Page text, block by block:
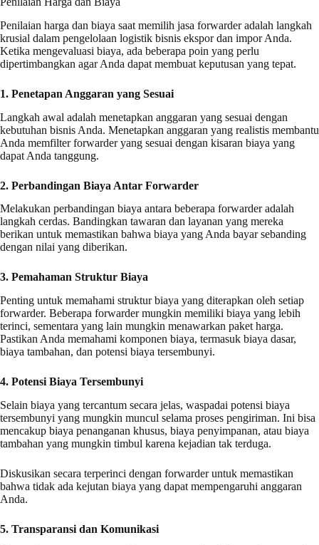
Penilaian harga dan biaya saat memilih jasa forwarder adalah langkah
krusial dalam pengelolaan logistik bisnis ekspor dan impor Anda.
Ketika mengevaluasi biaya, ada beberapa poin yang perlu
dipertimbangkan agar Anda dapat membuat keputusan yang tepat.
1. Penetapan Anggaran yang Sesuai
Langkah awal adalah menetapkan anggaran yang sesuai dengan
kebutuhan bisnis Anda. Menetapkan anggaran yang realistis membantu
Anda memfilter forwarder yang sesuai dengan kisaran biaya yang
dapat Anda tanggung.
2. Perbandingan Biaya Antar Forwarder
Melakukan perbandingan biaya antara beberapa forwarder adalah
langkah cerdas. Bandingkan tawaran dan layanan yang mereka
berikan untuk memastikan bahwa biaya yang Anda bayar sebanding
dengan nilai yang diberikan.
3. Pemahaman Struktur Biaya
Penting untuk memahami struktur biaya yang diterapkan oleh setiap
forwarder. Beberapa forwarder mungkin memiliki biaya yang lebih
terinci, sementara yang lain mungkin menawarkan paket harga.
Pastikan Anda memahami komponen biaya, termasuk biaya dasar,
biaya tambahan, dan potensi biaya tersembunyi.
4. Potensi Biaya Tersembunyi
Selain biaya yang tercantum secara jelas, waspadai potensi biaya
tersembunyi yang mungkin muncul selama proses pengiriman. Ini bisa
mencakup biaya penanganan khusus, biaya penyimpanan, atau biaya
tambahan yang mungkin timbul karena kejadian tak terduga.
Diskusikan secara terperinci dengan forwarder untuk memastikan
bahwa tidak ada kejutan biaya yang dapat mempengaruhi anggaran
Anda.
5. Transparansi dan Komunikasi